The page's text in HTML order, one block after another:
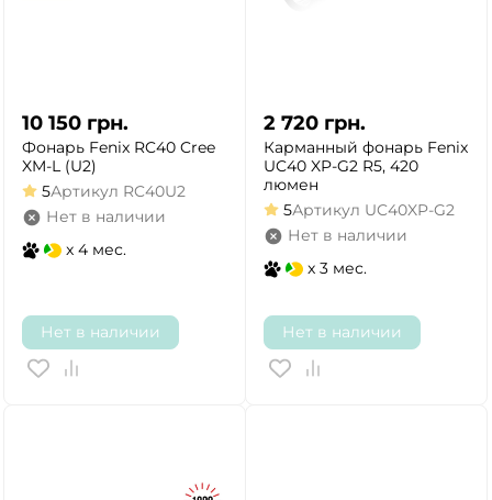
10 150 грн.
Фонарь Fenix RC40 Cree
XM-L (U2)
5Артикул RC40U2
Нет в наличии
x 4 мес.
Нет в наличии
2 720 грн.
Карманный фонарь Fenix
UC40 XP-G2 R5, 420
люмен
5Артикул UC40XP-G2
Нет в наличии
x 3 мес.
Нет в наличии